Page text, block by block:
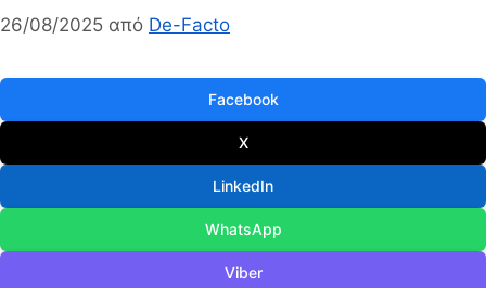
26/08/2025 από De-Facto
Facebook
X
LinkedIn
WhatsApp
Viber